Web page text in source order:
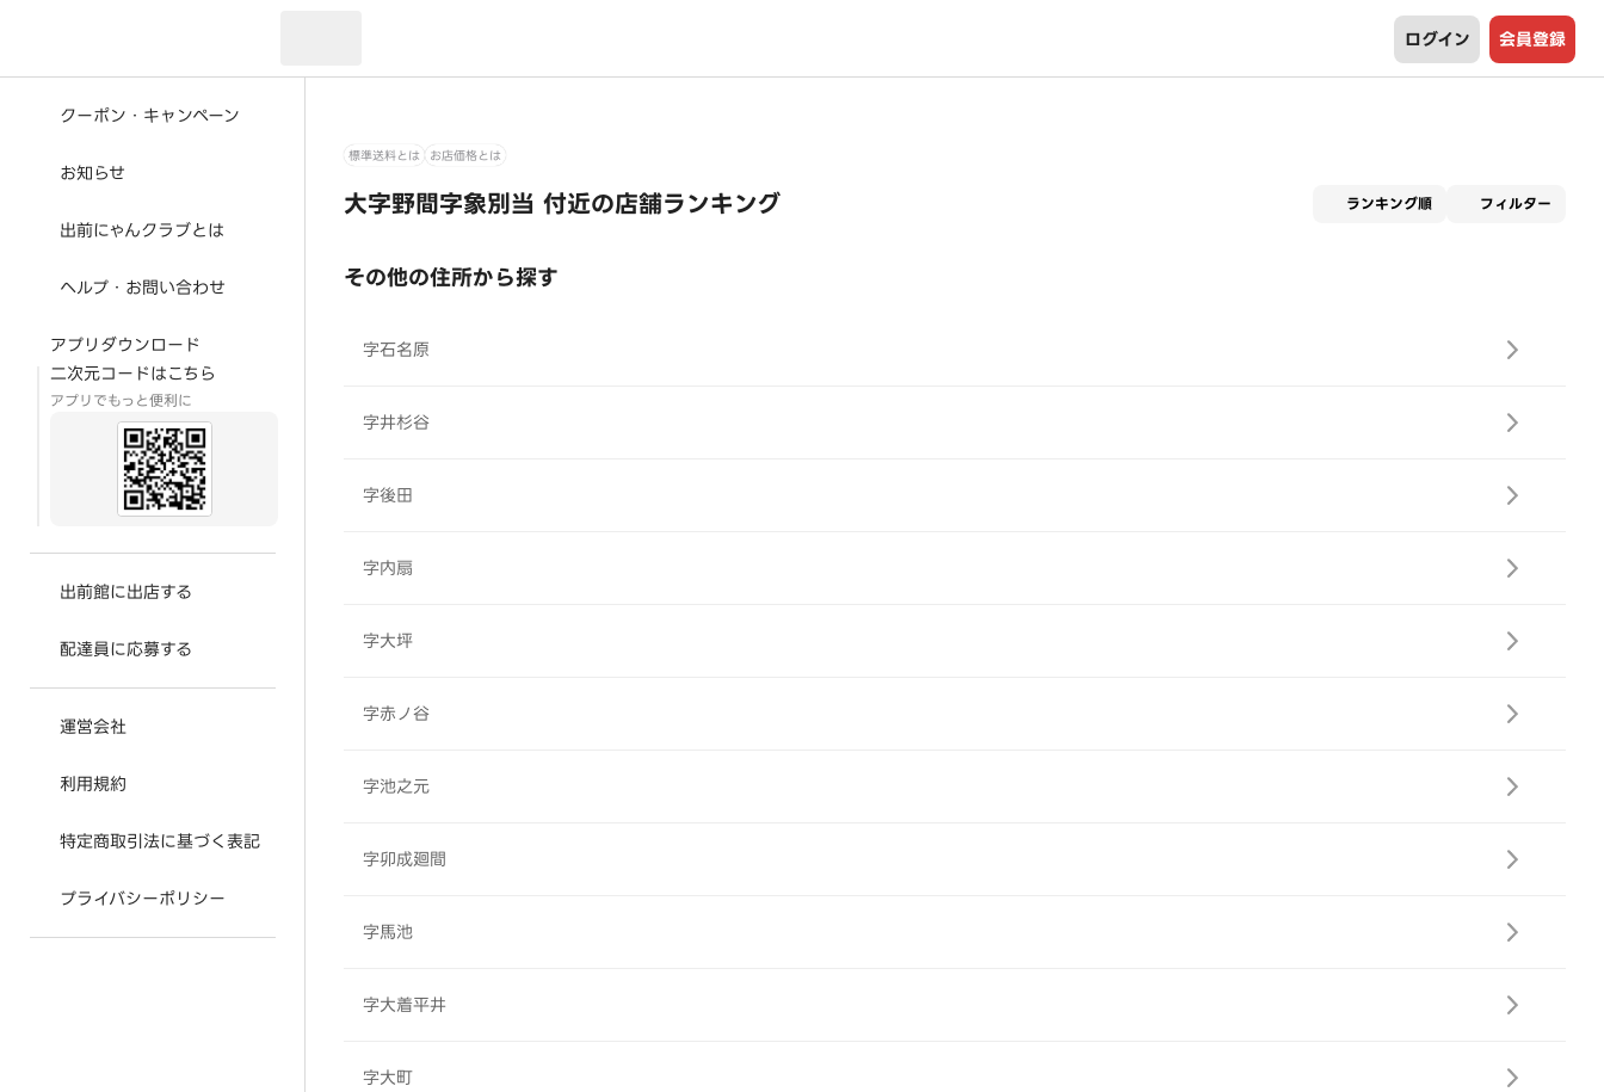
ログイン 会員登録
クーポン・キャンペーン
お知らせ
出前にゃんクラブとは
ヘルプ・お問い合わせ
アプリダウンロード
二次元コードはこちら
アプリでもっと便利に
出前館に出店する
配達員に応募する
運営会社
利用規約
特定商取引法に基づく表記
プライバシーポリシー
標準送料とは お店価格とは
大字野間字象別当 付近の店舗ランキング ランキング順 フィルター
その他の住所から探す
字石名原
字井杉谷
字後田
字内扇
字大坪
字赤ノ谷
字池之元
字卯成廻間
字馬池
字大着平井
字大町